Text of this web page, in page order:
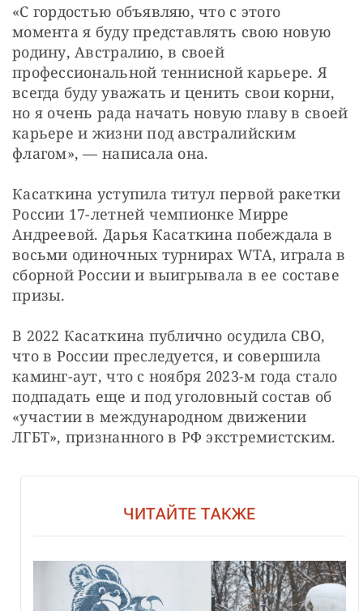
«С гордостью объявляю, что с этого
момента я буду представлять свою новую
родину, Австралию, в своей
профессиональной теннисной карьере. Я
всегда буду уважать и ценить свои корни,
но я очень рада начать новую главу в своей
карьере и жизни под австралийским
флагом», — написала она.
Касаткина уступила титул первой ракетки
России 17-летней чемпионке Мирре
Андреевой. Дарья Касаткина побеждала в
восьми одиночных турнирах WTA, играла в
сборной России и выигрывала в ее составе
призы.
В 2022 Касаткина публично осудила СВО,
что в России преследуется, и совершила
каминг-аут, что с ноября 2023-м года стало
подпадать еще и под уголовный состав об
«участии в международном движении
ЛГБТ», признанного в РФ экстремистским.
ЧИТАЙТЕ ТАКЖЕ